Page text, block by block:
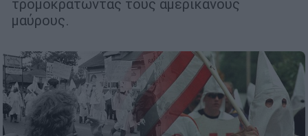
τρομοκρατώντας τους αμερικανούς
μαύρους.